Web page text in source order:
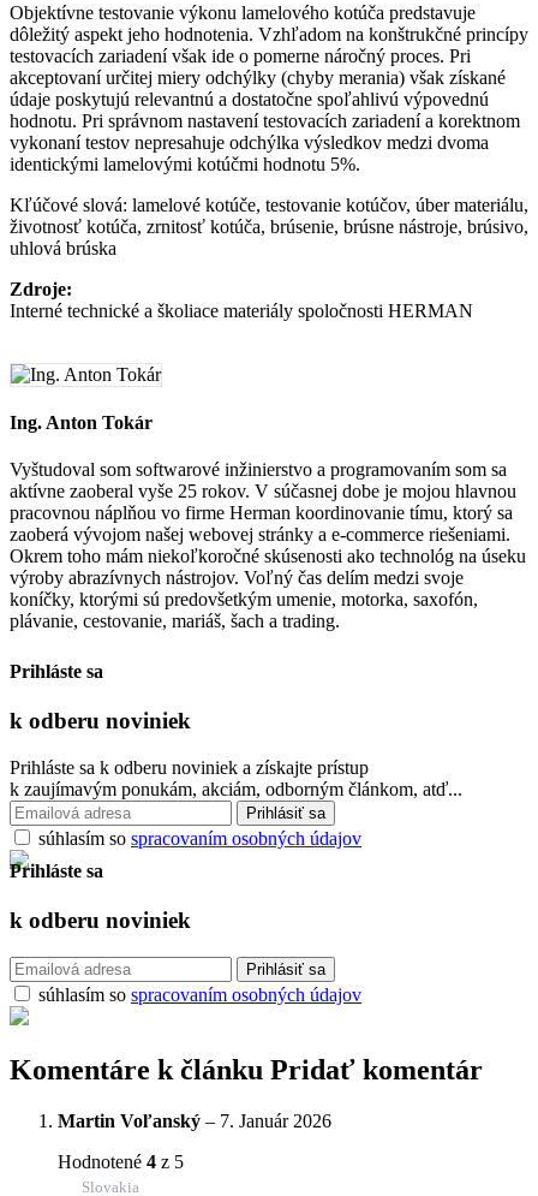
Objektívne testovanie výkonu lamelového kotúča predstavuje
dôležitý aspekt jeho hodnotenia. Vzhľadom na konštrukčné princípy
testovacích zariadení však ide o pomerne náročný proces. Pri
akceptovaní určitej miery odchýlky (chyby merania) však získané
údaje poskytujú relevantnú a dostatočne spoľahlivú výpovednú
hodnotu. Pri správnom nastavení testovacích zariadení a korektnom
vykonaní testov nepresahuje odchýlka výsledkov medzi dvoma
identickými lamelovými kotúčmi hodnotu 5%.
Kľúčové slová: lamelové kotúče, testovanie kotúčov, úber materiálu,
životnosť kotúča, zrnitosť kotúča, brúsenie, brúsne nástroje, brúsivo,
uhlová brúska
Zdroje:
Interné technické a školiace materiály spoločnosti HERMAN
Ing. Anton Tokár
Vyštudoval som softwarové inžinierstvo a programovaním som sa
aktívne zaoberal vyše 25 rokov. V súčasnej dobe je mojou hlavnou
pracovnou náplňou vo firme Herman koordinovanie tímu, ktorý sa
zaoberá vývojom našej webovej stránky a e-commerce riešeniami.
Okrem toho mám niekoľkoročné skúsenosti ako technológ na úseku
výroby abrazívnych nástrojov. Voľný čas delím medzi svoje
koníčky, ktorými sú predovšetkým umenie, motorka, saxofón,
plávanie, cestovanie, mariáš, šach a trading.
Prihláste sa
k odberu noviniek
Prihláste sa k odberu noviniek a získajte prístup
k zaujímavým ponukám, akciám, odborným článkom, atď...
súhlasím so spracovaním osobných údajov
Prihláste sa
k odberu noviniek
súhlasím so spracovaním osobných údajov
Komentáre k článku Pridať komentár
Martin Voľanský – 7. Január 2026
Hodnotené 4 z 5
Slovakia